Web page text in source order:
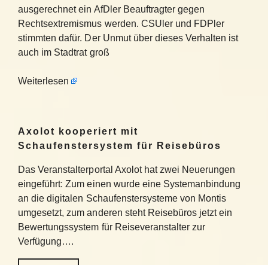
ausgerechnet ein AfDler Beauftragter gegen
Rechtsextremismus werden. CSUler und FDPler
stimmten dafür. Der Unmut über dieses Verhalten ist
auch im Stadtrat groß
Weiterlesen
Axolot kooperiert mit
Schaufenstersystem für Reisebüros
Das Veranstalterportal Axolot hat zwei Neuerungen
eingeführt: Zum einen wurde eine Systemanbindung
an die digitalen Schaufenstersysteme von Montis
umgesetzt, zum anderen steht Reisebüros jetzt ein
Bewertungssystem für Reiseveranstalter zur
Verfügung….